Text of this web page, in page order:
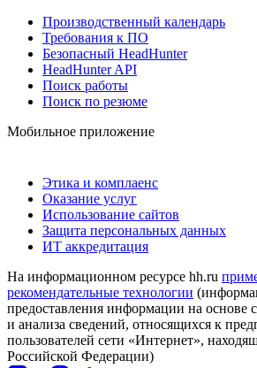
Производственный календарь
Требования к ПО
Безопасный HeadHunter
HeadHunter API
Поиск работы
Поиск по резюме
Мобильное приложение
Этика и комплаенс
Оказание услуг
Использование сайтов
Защита персональных данных
ИТ аккредитация
На информационном ресурсе hh.ru
рекомендательные технологии
предоставления информации на основе
и анализа сведений, относящихся к
пользователей сети «Интернет»,
Российской Федерации)